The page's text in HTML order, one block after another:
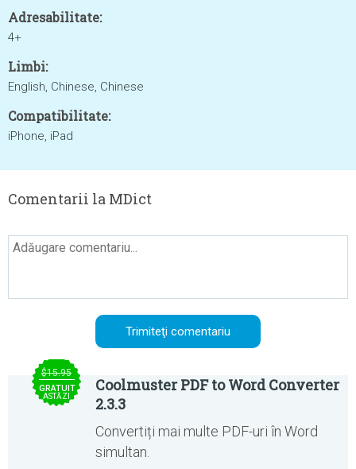
Adresabilitate:
4+
Limbi:
English, Chinese, Chinese
Compatibilitate:
iPhone, iPad
Comentarii la MDict
$15.95
GRATUIT
ASTĂZI
Coolmuster PDF to Word Converter
2.3.3
Convertiți mai multe PDF-uri în Word
simultan.